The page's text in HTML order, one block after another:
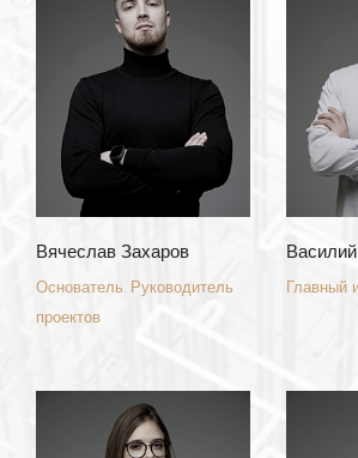
Вячеслав Захаров
Основатель. Руководитель
проектов
Главный